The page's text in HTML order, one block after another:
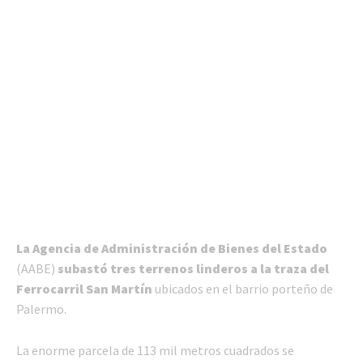
La Agencia de Administración de Bienes del Estado
(AABE) subastó tres terrenos linderos a la traza del
Ferrocarril San Martín ubicados en el barrio porteño de
Palermo.
La enorme parcela de 113 mil metros cuadrados se